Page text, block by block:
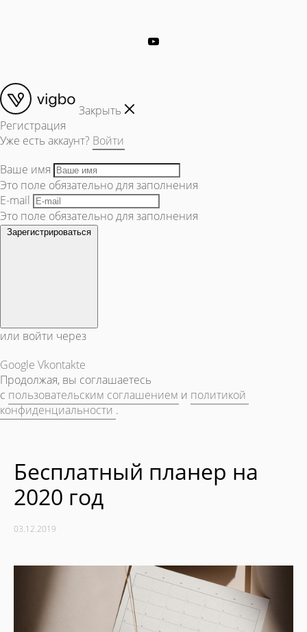
Закрыть
Регистрация
Уже есть аккаунт? Войти
Ваше имя
Это поле обязательно для заполнения
E-mail
Это поле обязательно для заполнения
Зарегистрироваться
или войти через
Google Vkontakte
Продолжая, вы соглашаетесь
с пользовательским соглашением и политикой
конфиденциальности .
Бесплатный планер на
2020 год
03.12.2019